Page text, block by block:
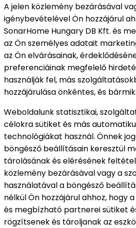
A jelen közlemény bezárásával
igénybevételével Ön hozzájárul
SonarHome Hungary DB Kft. és
az Ön személyes adatait
az Ön elvárásainak,
preferenciáinak megfelelő
használják fel, más
hozzájárulása önkéntes, és
Weboldalunk statisztikai,
célokra sütiket és más
technológiákat használ. Önnek
böngésző beállításain keresztül
tárolásának és elérésének
közlemény bezárásával vagy a
használatával a böngésző
nélkül Ön hozzájárul ahhoz, hogy
és megbízható partnerei sütiket
rögzítsenek és tároljanak az